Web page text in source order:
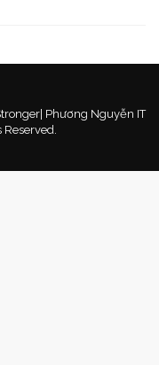
Phương Nguyễn IT